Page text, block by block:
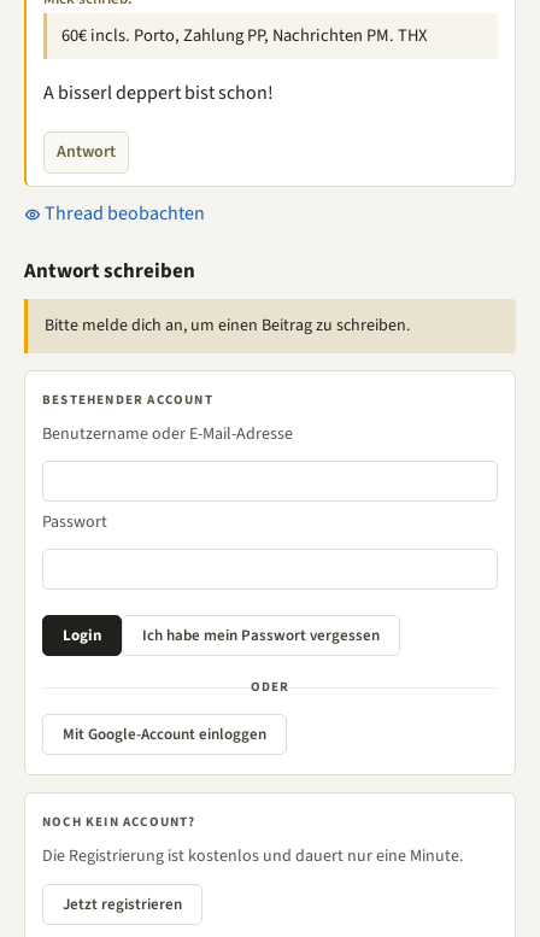
60€ incls. Porto, Zahlung PP, Nachrichten PM. THX
A bisserl deppert bist schon!
Antwort
Thread beobachten
Antwort schreiben
Bitte melde dich an, um einen Beitrag zu schreiben.
BESTEHENDER ACCOUNT
Benutzername oder E-Mail-Adresse
Passwort
ODER
Mit Google-Account einloggen
NOCH KEIN ACCOUNT?
Die Registrierung ist kostenlos und dauert nur eine Minute.
Jetzt registrieren